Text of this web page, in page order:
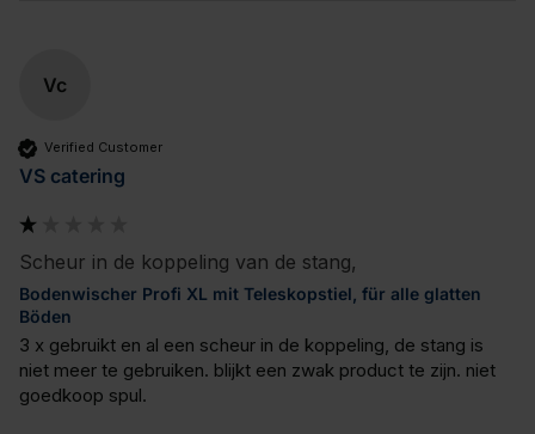
Vc
Verified Customer
VS catering
Scheur in de koppeling van de stang,
Bodenwischer Profi XL mit Teleskopstiel, für alle glatten
Böden
3 x gebruikt en al een scheur in de koppeling, de stang is
niet meer te gebruiken. blijkt een zwak product te zijn. niet
goedkoop spul.